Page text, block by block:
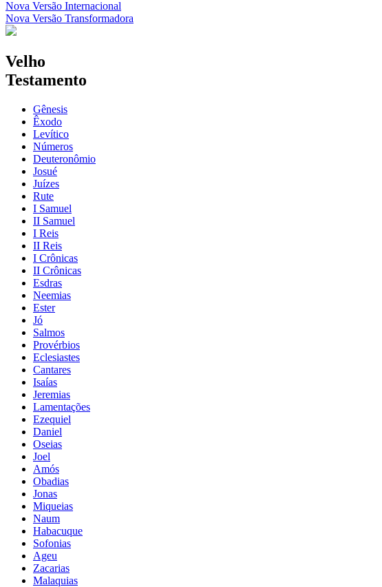
Nova Versão Internacional
Nova Versão Transformadora
Velho
Testamento
Gênesis
Êxodo
Levítico
Números
Deuteronômio
Josué
Juízes
Rute
I Samuel
II Samuel
I Reis
II Reis
I Crônicas
II Crônicas
Esdras
Neemias
Ester
Jó
Salmos
Provérbios
Eclesiastes
Cantares
Isaías
Jeremias
Lamentações
Ezequiel
Daniel
Oseias
Joel
Amós
Obadias
Jonas
Miqueias
Naum
Habacuque
Sofonias
Ageu
Zacarias
Malaquias